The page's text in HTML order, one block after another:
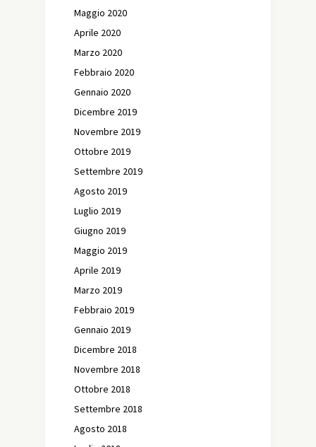
Maggio 2020
Aprile 2020
Marzo 2020
Febbraio 2020
Gennaio 2020
Dicembre 2019
Novembre 2019
Ottobre 2019
Settembre 2019
Agosto 2019
Luglio 2019
Giugno 2019
Maggio 2019
Aprile 2019
Marzo 2019
Febbraio 2019
Gennaio 2019
Dicembre 2018
Novembre 2018
Ottobre 2018
Settembre 2018
Agosto 2018